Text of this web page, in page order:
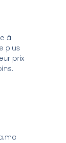
à
plus
prix